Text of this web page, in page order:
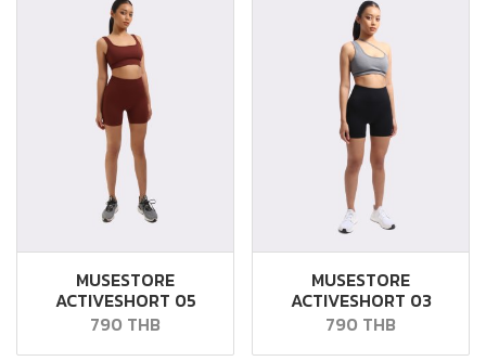
MUSESTORE
ACTIVESHORT 05
790 THB
MUSESTORE
ACTIVESHORT 03
790 THB